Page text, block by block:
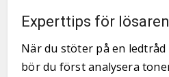
Experttips för lösaren
När du stöter på en
bör du först analysera